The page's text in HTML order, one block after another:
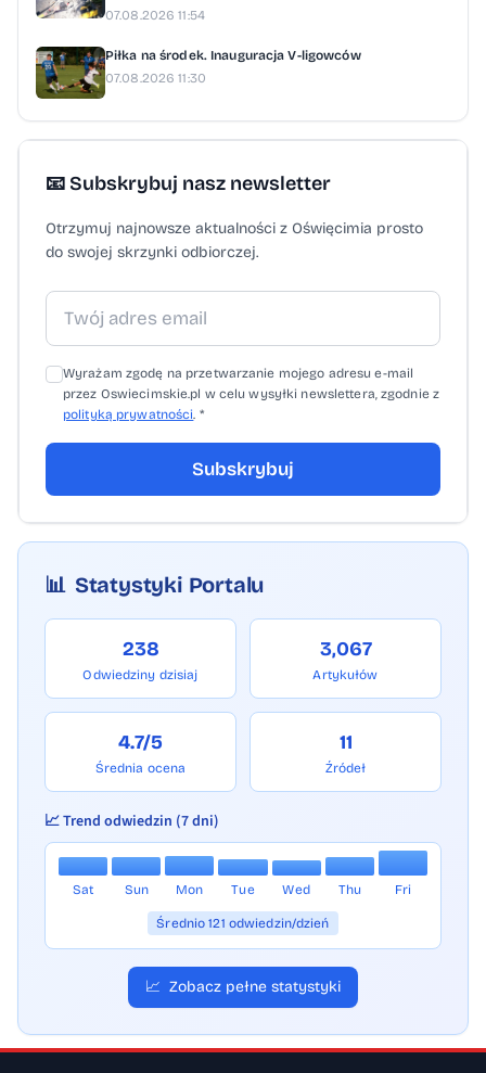
07.08.2026 11:54
Piłka na środek. Inauguracja V-ligowców
07.08.2026 11:30
📧 Subskrybuj nasz newsletter
Otrzymuj najnowsze aktualności z Oświęcimia prosto
do swojej skrzynki odbiorczej.
Wyrażam zgodę na przetwarzanie mojego adresu e-mail
przez Oswiecimskie.pl w celu wysyłki newslettera, zgodnie z
polityką prywatności. *
Subskrybuj
📊 Statystyki Portalu
238
Odwiedziny dzisiaj
3,067
Artykułów
4.7/5
Średnia ocena
11
Źródeł
📈 Trend odwiedzin (7 dni)
Sat Sun Mon Tue Wed Thu Fri
Średnio 121 odwiedzin/dzień
📈 Zobacz pełne statystyki